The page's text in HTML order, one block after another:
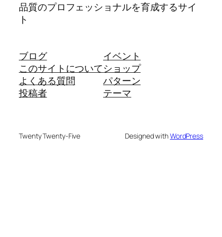
品質のプロフェッショナルを育成するサイ
ト
ブログ
このサイトについて
よくある質問
投稿者
イベント
ショップ
パターン
テーマ
Twenty Twenty-Five Designed withWordPress